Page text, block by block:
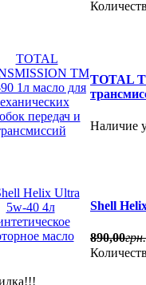
TOTAL
Наличие
Shell
890,00грн.